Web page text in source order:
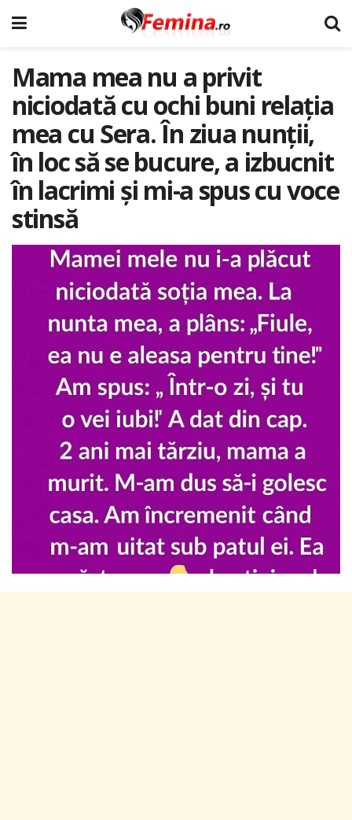
Mama mea nu a privit
niciodată cu ochi buni relația
mea cu Sera. În ziua nunții,
în loc să se bucure, a izbucnit
în lacrimi și mi-a spus cu voce
stinsă